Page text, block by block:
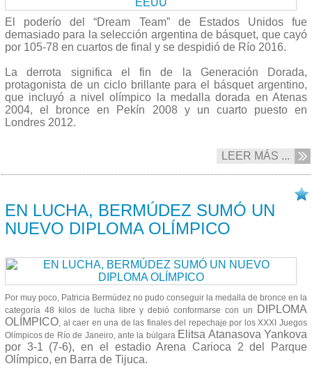
El poderío del “Dream Team” de Estados Unidos fue
demasiado para la selección argentina de básquet, que cayó
por 105-78 en cuartos de final y se despidió de Río 2016.
La derrota significa el fin de la Generación Dorada,
protagonista de un ciclo brillante para el básquet argentino,
que incluyó a nivel olímpico la medalla dorada en Atenas
2004, el bronce en Pekín 2008 y un cuarto puesto en
Londres 2012.
LEER MÁS ...
EN LUCHA, BERMÚDEZ SUMÓ UN
NUEVO DIPLOMA OLÍMPICO
Por muy poco, Patricia Bermúdez no pudo conseguir la medalla de bronce en la
categoría 48 kilos de lucha libre y debió conformarse con un
DIPLOMA
OLÍMPICO , al caer en una de las finales del repechaje por los XXXI Juegos
Olímpicos de Río de Janeiro, ante la búlgara Elitsa Atanasova Yankova
por 3-1 (7-6), en el estadio Arena Carioca 2 del Parque
Olímpico, en Barra de Tijuca.